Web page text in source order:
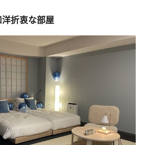
折衷な部屋